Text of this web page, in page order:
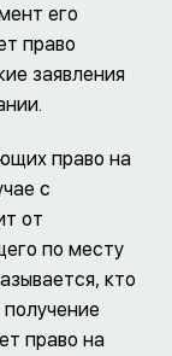
его
право
заявления
право на
с
от
по месту
кто
право на